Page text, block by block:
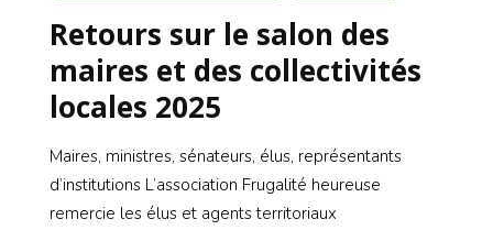
Retours sur le salon des
maires et des collectivités
locales 2025
Maires, ministres, sénateurs, élus, représentants
d’institutions L’association Frugalité heureuse
remercie les élus et agents territoriaux